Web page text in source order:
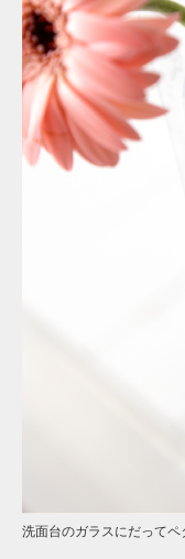
洗面台のガラスにだってペ